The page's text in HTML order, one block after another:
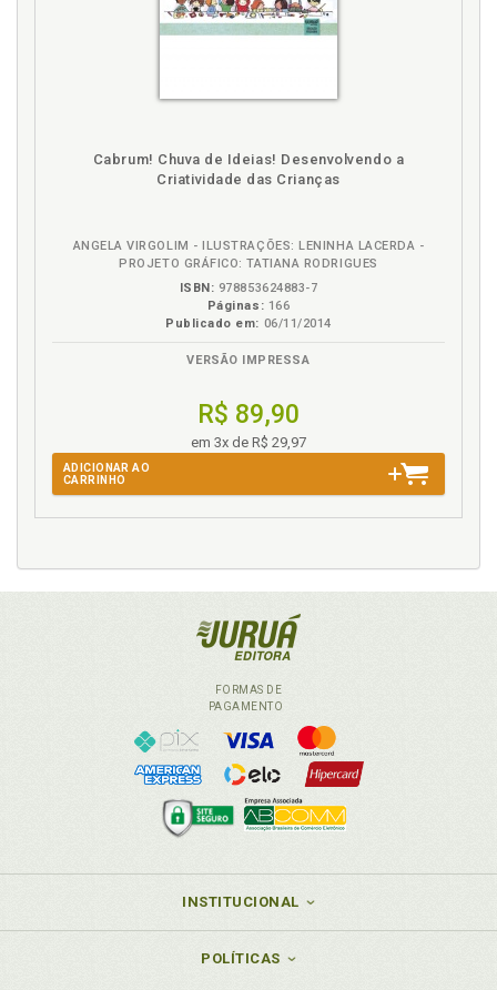
Cabrum! Chuva de Ideias! Desenvolvendo a
Criatividade das Crianças
ANGELA VIRGOLIM - ILUSTRAÇÕES: LENINHA LACERDA -
PROJETO GRÁFICO: TATIANA RODRIGUES
ISBN: 978853624883-7
Páginas: 166
Publicado em: 06/11/2014
VERSÃO IMPRESSA
R$ 89,90
em 3x de R$ 29,97
ADICIONAR AO
CARRINHO
FORMAS DE
PAGAMENTO
INSTITUCIONAL
POLÍTICAS